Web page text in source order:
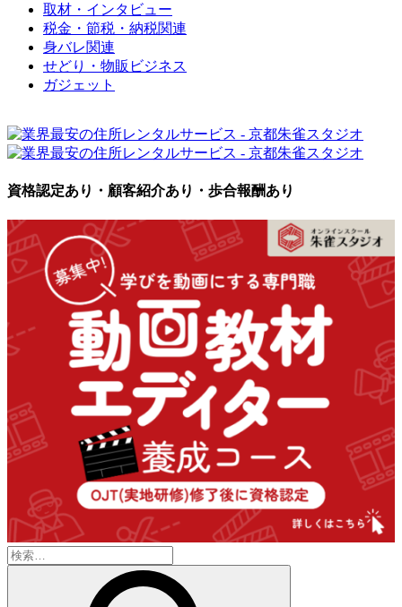
取材・インタビュー
税金・節税・納税関連
身バレ関連
せどり・物販ビジネス
ガジェット
資格認定あり・顧客紹介あり・歩合報酬あり
検
索: